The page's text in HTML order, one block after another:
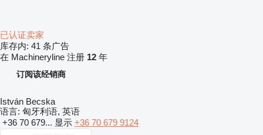
已认证卖家
库存内: 41 条广告
在 Machineryline 注册 12 年
订阅该经销商
István Becska
语言: 匈牙利语, 英语
+36 70 679... 显示 +36 70 679 9124